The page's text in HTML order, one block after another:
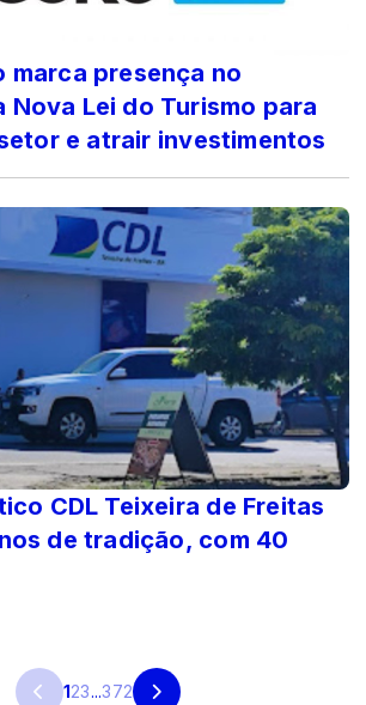
marca presença no
Nova Lei do Turismo para
e atrair investimentos
CDL Teixeira de Freitas
de tradição, com 40
123...372